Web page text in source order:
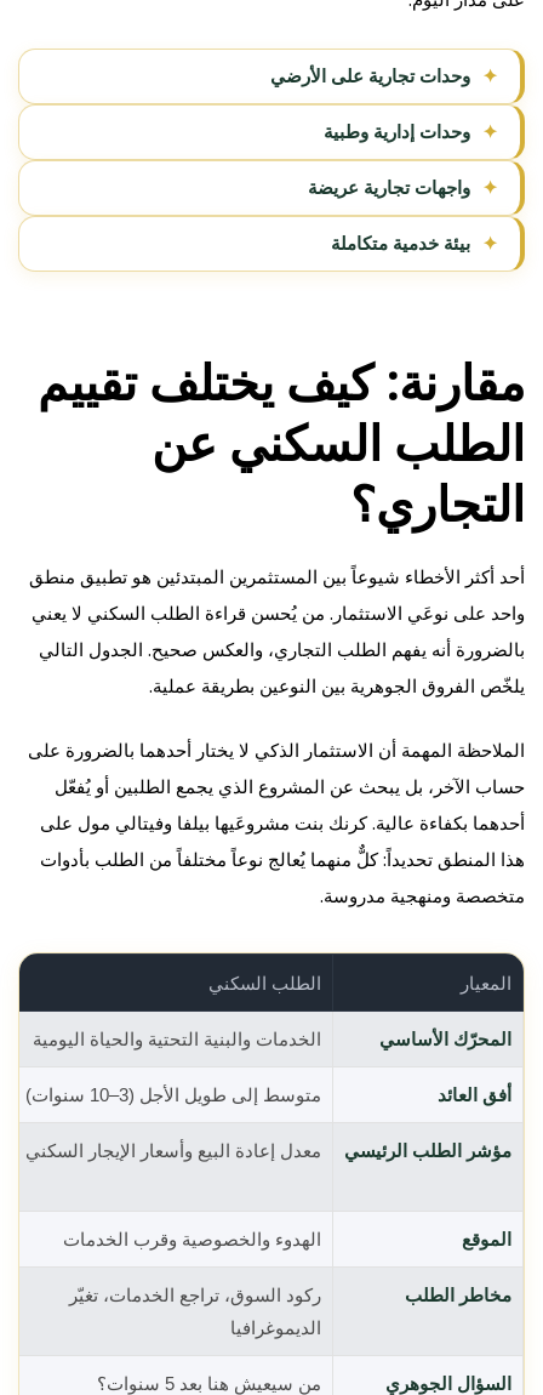
✦ وحدات تجارية على الأرضي
✦ وحدات إدارية وطبية
✦ واجهات تجارية عريضة
✦ بيئة خدمية متكاملة
مقارنة: كيف يختلف تقييم
الطلب السكني عن
التجاري؟
أحد أكثر الأخطاء شيوعاً بين المستثمرين المبتدئين هو تطبيق منطق
واحد على نوعَي الاستثمار. من يُحسن قراءة الطلب السكني لا يعني
بالضرورة أنه يفهم الطلب التجاري، والعكس صحيح. الجدول التالي
يلخّص الفروق الجوهرية بين النوعين بطريقة عملية.
الملاحظة المهمة أن الاستثمار الذكي لا يختار أحدهما بالضرورة على
حساب الآخر، بل يبحث عن المشروع الذي يجمع الطلبين أو يُفعّل
أحدهما بكفاءة عالية. كرنك بنت مشروعَيها بيلفا وفيتالي مول على
هذا المنطق تحديداً: كلٌّ منهما يُعالج نوعاً مختلفاً من الطلب بأدوات
متخصصة ومنهجية مدروسة.
المعيار الطلب السكني
المحرّك الأساسي الخدمات والبنية التحتية والحياة اليومية
أفق العائد متوسط إلى طويل الأجل (3–10 سنوات)
مؤشر الطلب الرئيسي معدل إعادة البيع وأسعار الإيجار السكني
الموقع الهدوء والخصوصية وقرب الخدمات
مخاطر الطلب
ركود السوق، تراجع الخدمات، تغيّر
الديموغرافيا
السؤال الجوهري من سيعيش هنا بعد 5 سنوات؟